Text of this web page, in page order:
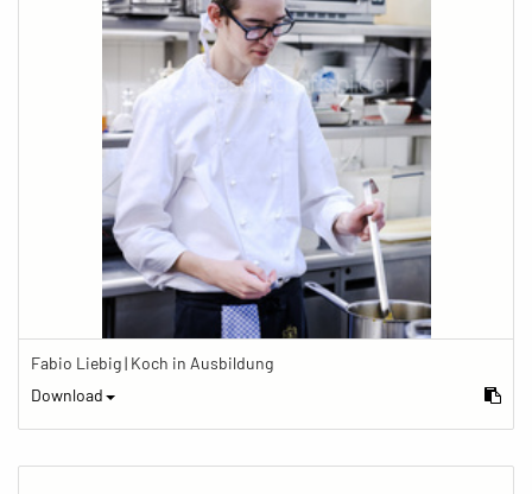
Fabio Liebig | Koch in Ausbildung
Download